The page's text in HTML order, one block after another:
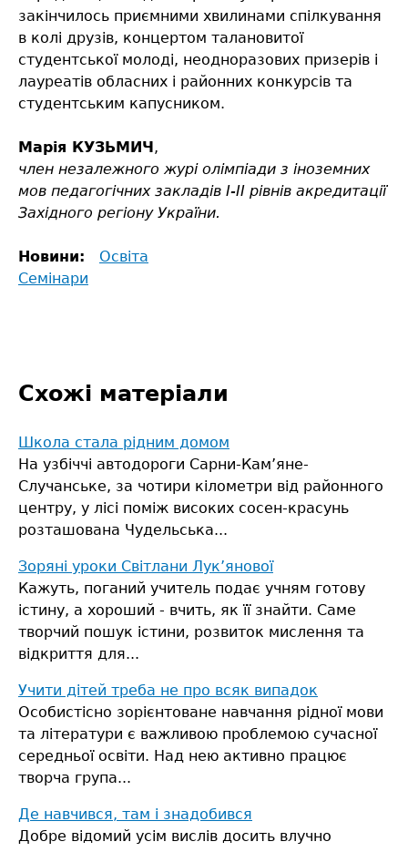
закінчилось приємними хвилинами спілкування
в колі друзів, концертом талановитої
студентської молоді, неодноразових призерів і
лауреатів обласних і районних конкурсів та
студентським капусником.
Марія КУЗЬМИЧ ,
член незалежного журі олімпіади з іноземних
мов педагогічних закладів І-ІІ рівнів акредитації
Західного регіону України.
Новини:
Освіта
Семінари
Схожі матеріали
Школа стала рідним домом
На узбіччі автодороги Сарни-Кам’яне-
Случанське, за чотири кілометри від районного
центру, у лісі поміж високих сосен-красунь
розташована Чудельська...
Зоряні уроки Світлани Лук’янової
Кажуть, поганий учитель подає учням готову
істину, а хороший - вчить, як її знайти. Саме
творчий пошук істини, розвиток мислення та
відкриття для...
Учити дітей треба не про всяк випадок
Особистісно зорієнтоване навчання рідної мови
та літератури є важливою проблемою сучасної
середньої освіти. Над нею активно працює
творча група...
Де навчився, там і знадобився
Добре відомий усім вислів досить влучно